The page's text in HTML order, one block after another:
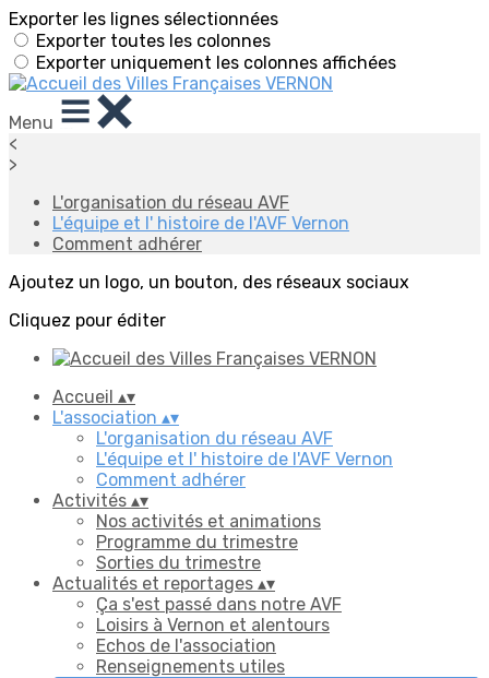
Exporter les lignes sélectionnées
Exporter toutes les colonnes
Exporter uniquement les colonnes affichées
Menu
<
>
L'organisation du réseau AVF
L'équipe et l' histoire de l'AVF Vernon
Comment adhérer
Ajoutez un logo, un bouton, des réseaux sociaux
Cliquez pour éditer
Accueil ▴▾
L'association ▴▾
L'organisation du réseau AVF
L'équipe et l' histoire de l'AVF Vernon
Comment adhérer
Activités ▴▾
Nos activités et animations
Programme du trimestre
Sorties du trimestre
Actualités et reportages ▴▾
Ça s'est passé dans notre AVF
Loisirs à Vernon et alentours
Echos de l'association
Renseignements utiles